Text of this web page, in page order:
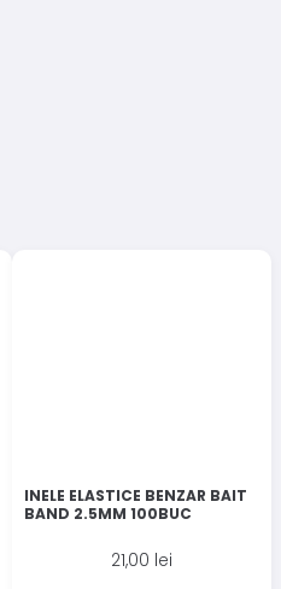
INELE ELASTICE BENZAR BAIT
BAND 2.5MM 100BUC
21,00 lei